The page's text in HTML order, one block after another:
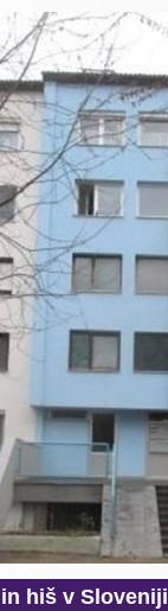
hiš v Sloveniji